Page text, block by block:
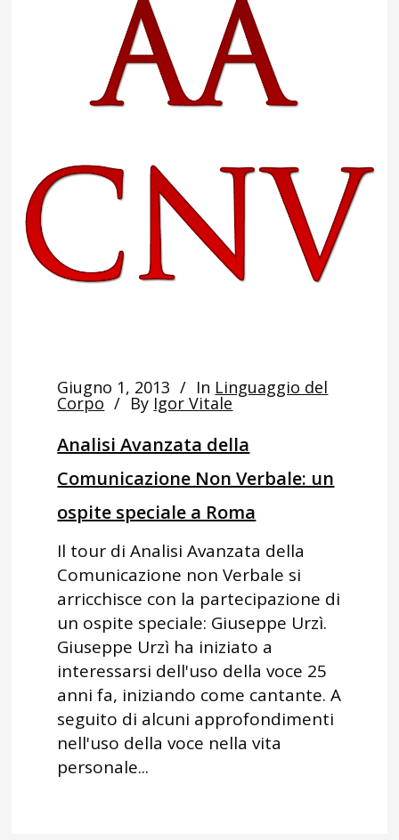
Giugno 1, 2013 In Linguaggio del
Corpo By Igor Vitale
Analisi Avanzata della
Comunicazione Non Verbale: un
ospite speciale a Roma
Il tour di Analisi Avanzata della
Comunicazione non Verbale si
arricchisce con la partecipazione di
un ospite speciale: Giuseppe Urzì.
Giuseppe Urzì ha iniziato a
interessarsi dell'uso della voce 25
anni fa, iniziando come cantante. A
seguito di alcuni approfondimenti
nell'uso della voce nella vita
personale...